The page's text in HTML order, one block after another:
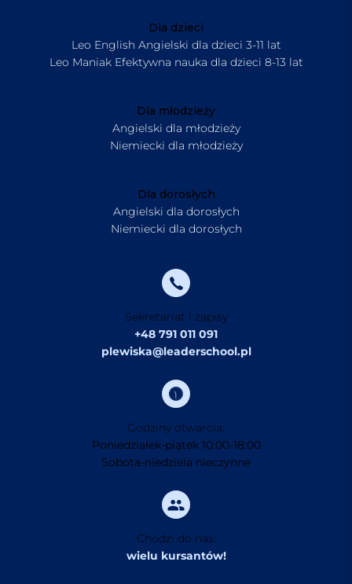
Dla dzieci
Leo English Angielski dla dzieci 3-11 lat
Leo Maniak Efektywna nauka dla dzieci 8-13 lat
Dla młodzieży
Angielski dla młodzieży
Niemiecki dla młodzieży
Dla dorosłych
Angielski dla dorosłych
Niemiecki dla dorosłych
Sekretariat i zapisy
+48 791 011 091
plewiska@leaderschool.pl
Godziny otwarcia:
Poniedziałek-piątek 10:00-18:00
Sobota-niedziela nieczynne
Chodzi do nas:
wielu kursantów!